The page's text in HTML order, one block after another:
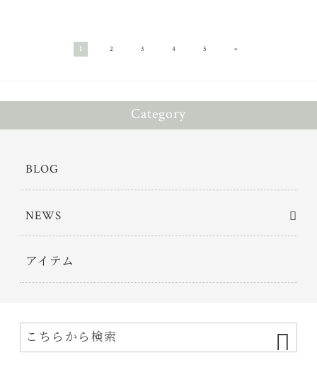
1 2 3 4 5 »
Category
BLOG
NEWS
アイテム